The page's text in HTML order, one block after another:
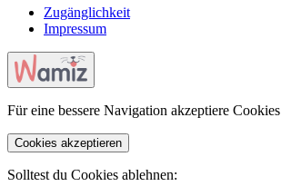
Zugänglichkeit
Impressum
Für eine bessere Navigation akzeptiere Cookies
Cookies akzeptieren
Solltest du Cookies ablehnen: